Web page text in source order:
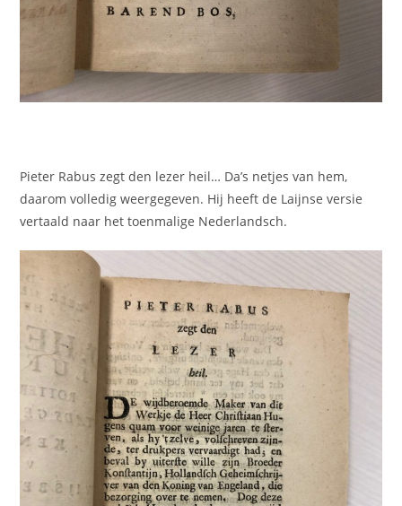
Pieter Rabus zegt den lezer heil… Da’s netjes van hem,
daarom volledig weergegeven. Hij heeft de Laijnse versie
vertaald naar het toenmalige Nederlandsch.